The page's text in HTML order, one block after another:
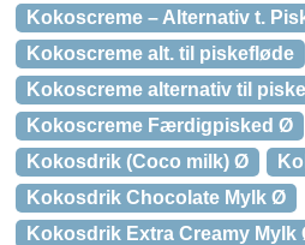
Kokoscreme – Alternativ t.
Kokoscreme alt. til piskefløde
Kokoscreme alternativ til
Kokoscreme Færdigpisked Ø
Kokosdrik (Coco milk) Ø
Kokosdrik Chocolate Mylk Ø
Kokosdrik Extra Creamy Mylk